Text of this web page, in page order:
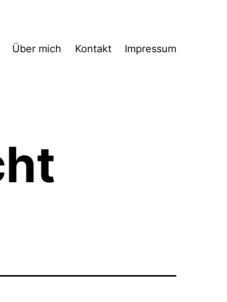
Über mich Kontakt Impressum